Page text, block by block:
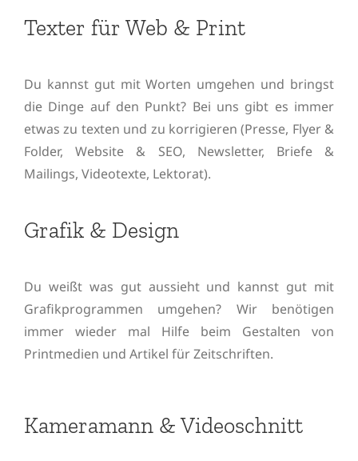
Texter für Web & Print
Du kannst gut mit Worten umgehen und bringst
die Dinge auf den Punkt? Bei uns gibt es immer
etwas zu texten und zu korrigieren (Presse, Flyer &
Folder, Website & SEO, Newsletter, Briefe &
Mailings, Videotexte, Lektorat).
Grafik & Design
Du weißt was gut aussieht und kannst gut mit
Grafikprogrammen umgehen? Wir benötigen
immer wieder mal Hilfe beim Gestalten von
Printmedien und Artikel für Zeitschriften.
Kameramann & Videoschnitt